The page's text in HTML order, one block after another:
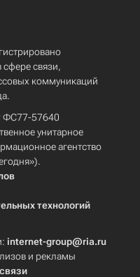
связи,
коммуникаций
ФС77-57640
унитарное
агентство
технологий
internet-group@ria.ru
и рекламы